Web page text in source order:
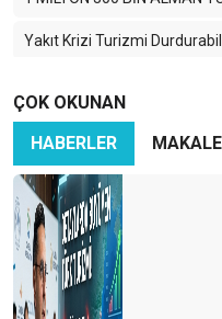
Yakıt Krizi Turizmi
Savaş Dünya Turizmini Vurdu
2026 için temkinli olmalı ve
HANGİ LİSTE DAHA ÖNEMLİ ?
TURİZMDE HAYALLER PARİS
TURİZMCİ TEDİRGİN
ÇOK OKUNAN
HABERLER